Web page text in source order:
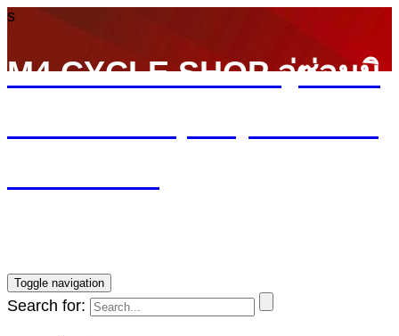
s
M4 CYCLE SHOP อู่ซ่อมมิ
Toggle navigation
Search for: